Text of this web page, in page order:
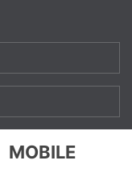
MOBILE